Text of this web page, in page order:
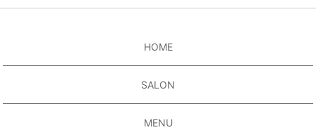
HOME
SALON
MENU